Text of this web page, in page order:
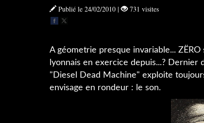
Publié le 24/02/2010 | 731 visites
A géometrie presque invariable...
lyonnais en exercice depuis...?
"Diesel Dead Machine" exploite
envisage en rondeur : le son.